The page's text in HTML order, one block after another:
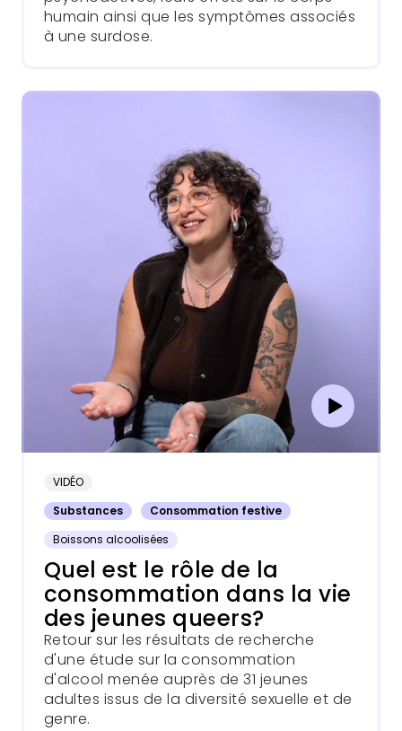
humain ainsi que les symptômes associés
à une surdose.
VIDÉO
Substances
Consommation festive
Boissons alcoolisées
Quel est le rôle de la
consommation dans la vie
des jeunes queers?
Retour sur les résultats de recherche
d'une étude sur la consommation
d'alcool menée auprès de 31 jeunes
adultes issus de la diversité sexuelle et de
genre.